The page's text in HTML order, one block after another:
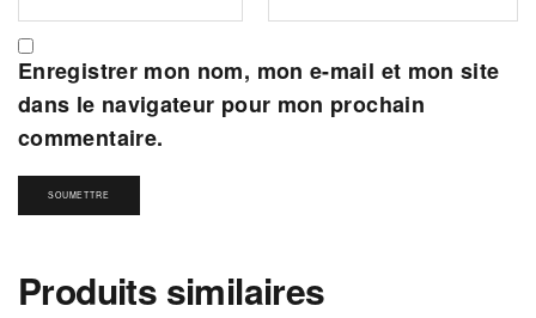
Enregistrer mon nom, mon e-mail et mon site
dans le navigateur pour mon prochain
commentaire.
Produits similaires